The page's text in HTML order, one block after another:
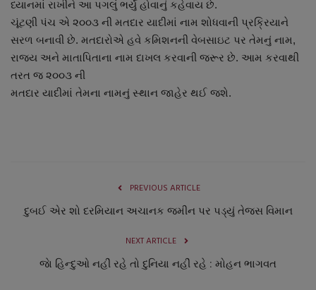
બજારના સમાચાર
નાણાંકીય સમાચાર
સ્થાનિક સમાચાર
ગુનાખોરી
ધ્યાનમાં રાખીને આ પગલું ભર્યું હોવાનું કહેવાય છે.
ચૂંટણી પંચ એ ૨૦૦૩ ની મતદાર યાદીમાં નામ શોધવાની પ્રક્રિયાને
સરળ બનાવી છે. મતદારોએ હવે કમિશનની વેબસાઇટ પર તેમનું નામ,
રાજ્ય અને માતાપિતાના નામ દાખલ કરવાની જરૂર છે. આમ કરવાથી
તરત જ ૨૦૦૩ ની
મતદાર યાદીમાં તેમના નામનું સ્થાન જાહેર થઈ જશે.
PREVIOUS ARTICLE
દુબઈ એર શો દરમિયાન અચાનક જમીન પર પડ્યું તેજસ વિમાન
NEXT ARTICLE
જાે હિન્દુઓ નહીં રહે તો દુનિયા નહીં રહે : મોહન ભાગવત